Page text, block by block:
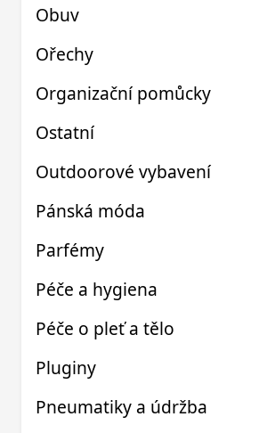
Obuv
Ořechy
Organizační pomůcky
Ostatní
Outdoorové vybavení
Pánská móda
Parfémy
Péče a hygiena
Péče o pleť a tělo
Pluginy
Pneumatiky a údržba